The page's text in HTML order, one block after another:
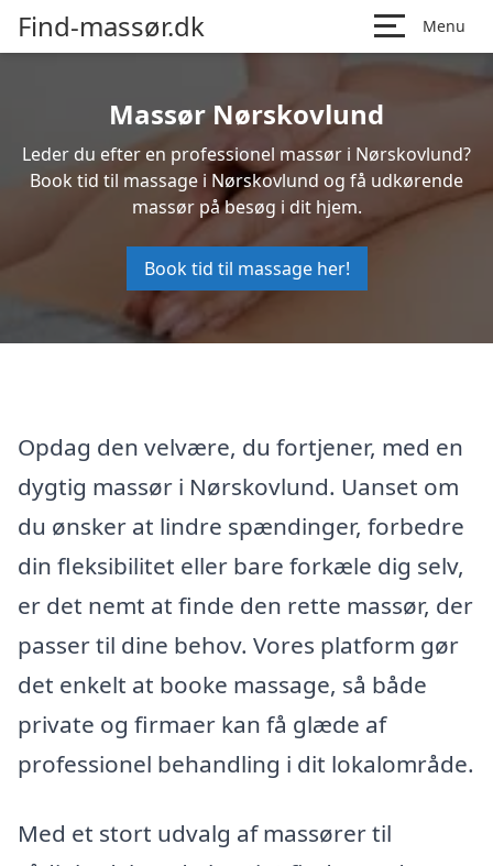
Find-massør.dk Menu
Massør Nørskovlund
Leder du efter en professionel massør i Nørskovlund?
Book tid til massage i Nørskovlund og få udkørende
massør på besøg i dit hjem.
Book tid til massage her!
Opdag den velvære, du fortjener, med en
dygtig massør i Nørskovlund. Uanset om
du ønsker at lindre spændinger, forbedre
din fleksibilitet eller bare forkæle dig selv,
er det nemt at finde den rette massør, der
passer til dine behov. Vores platform gør
det enkelt at booke massage, så både
private og firmaer kan få glæde af
professionel behandling i dit lokalområde.
Med et stort udvalg af massører til